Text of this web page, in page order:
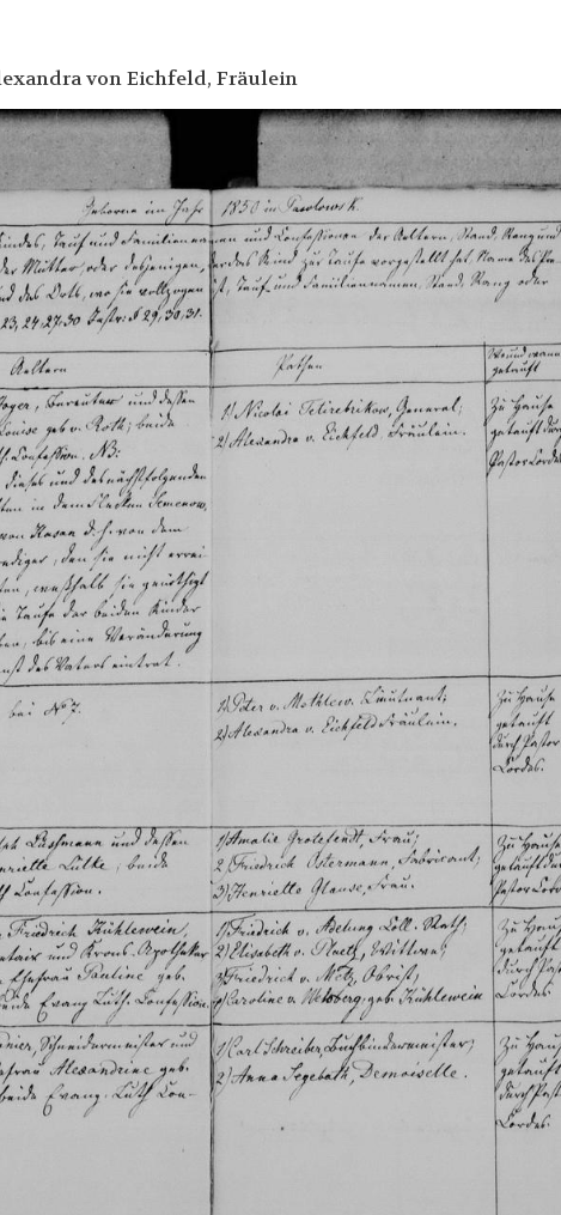
von Eichfeld, Fräulein